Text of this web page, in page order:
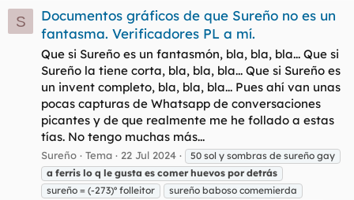
S
Documentos gráficos de que Sureño no es un
fantasma. Verificadores PL a mí.
Que si Sureño es un fantasmón, bla, bla, bla... Que si
Sureño la tiene corta, bla, bla, bla... Que si Sureño es
un invent completo, bla, bla, bla... Pues ahí van unas
pocas capturas de Whatsapp de conversaciones
picantes y de que realmente me he follado a estas
tías. No tengo muchas más...
Sureño Tema 22 Jul 2024
50 sol y sombras de sureño gay
a ferris lo q le gusta es comer huevos por detrás
sureño = (-273)º folleitor
sureño baboso comemierda